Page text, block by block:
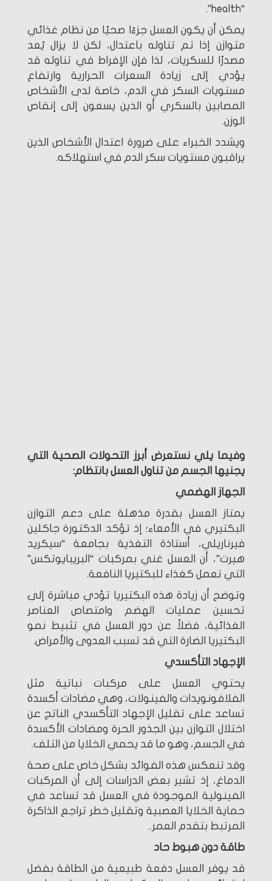
“health”.
يمكن أن يكون العسل جزءًا صحيًا من نظام غذائي
متوازن إذا تم تناوله باعتدال، لكن لا يزال يُعد
مصدرًا للسكريات، لذا فإن الإفراط في تناوله قد
يؤدي إلى زيادة السعرات الحرارية وارتفاع
مستويات السكر في الدم، خاصة لدى الأشخاص
المصابين بالسكري أو الذين يسعون إلى إنقاص
الوزن.
ويشدد الخبراء على ضرورة اعتدال الأشخاص الذين
يراقبون مستويات سكر الدم في استهلاكه.
وفيما يلي نستعرض أبرز التحولات الصحية التي
يجنيها الجسم من تناول العسل بانتظام:
الجهاز الهضمي
يمتاز العسل بقدرة مذهلة على دعم التوازن
البكتيري في الأمعاء؛ إذ تؤكد الدكتورة جاكلين
فيرناريلي، أستاذة التغذية بجامعة “سيكريد
هيرت”، أن العسل غني بمركبات “البريبايوتكس”
التي تعمل كغذاء للبكتيريا النافعة.
وتوضح أن زيادة هذه البكتيريا تؤدي مباشرة إلى
تحسين عمليات الهضم وامتصاص العناصر
الغذائية، فضلاً عن دور العسل في تثبيط نمو
البكتيريا الضارة التي قد تسبب العدوى والأمراض.
الإجهاد التأكسدي
يحتوي العسل على مركبات نباتية مثل
الفلافونويدات والفينولات، وهي مضادات أكسدة
تساعد على تقليل الإجهاد التأكسدي الناتج عن
اختلال التوازن بين الجذور الحرة ومضادات الأكسدة
في الجسم، وهو ما قد يحمي الخلايا من التلف.
وقد تنعكس هذه الفوائد بشكل خاص على صحة
الدماغ، إذ تشير بعض الدراسات إلى أن المركبات
الفينولية الموجودة في العسل قد تساعد في
حماية الخلايا العصبية وتقليل خطر تراجع الذاكرة
المرتبط بتقدم العمر..
طاقة دون هبوط حاد
قد يوفر العسل دفعة طبيعية من الطاقة بفضل